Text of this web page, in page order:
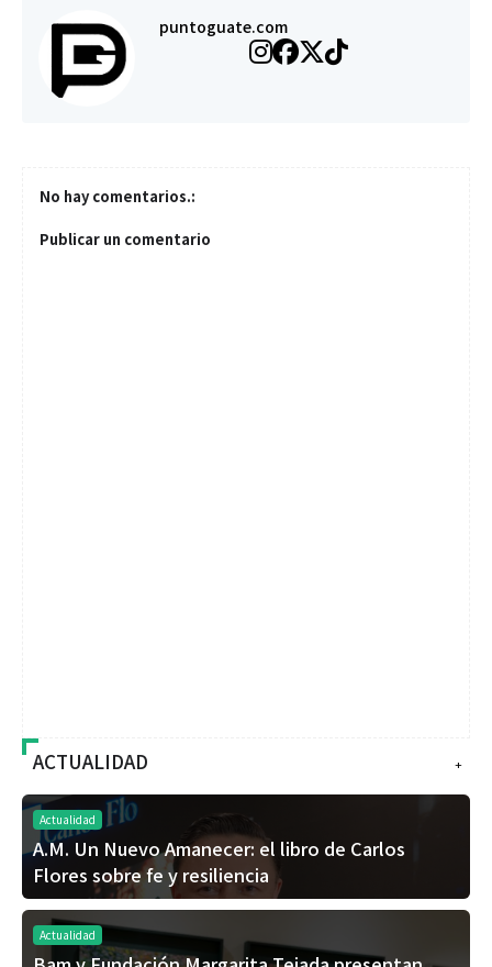
puntoguate.com
No hay comentarios.:
Publicar un comentario
+
ACTUALIDAD
Actualidad
A.M. Un Nuevo Amanecer: el libro de Carlos
Flores sobre fe y resiliencia
Actualidad